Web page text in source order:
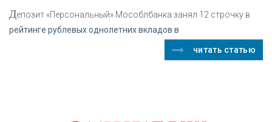
Депозит «Персональный» Мособлбанка занял 12 строчку в
рейтинге рублевых однолетних вкладов в
читать статью